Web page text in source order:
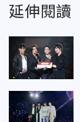
延伸閱讀